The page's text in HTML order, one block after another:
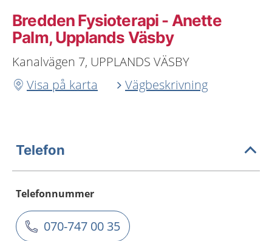
Bredden Fysioterapi - Anette
Palm, Upplands Väsby
Kanalvägen 7, UPPLANDS VÄSBY
Visa på karta
Vägbeskrivning
Telefon
Telefonnummer
070-747 00 35